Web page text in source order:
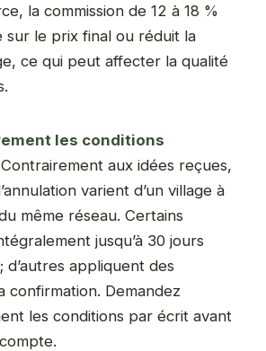
la commission de 12 à 18 %
le prix final ou réduit la
ce qui peut affecter la qualité
les conditions
Contrairement aux idées reçues,
varient d’un village à
même réseau. Certains
jusqu’à 30 jours
d’autres appliquent des
confirmation. Demandez
les conditions par écrit avant